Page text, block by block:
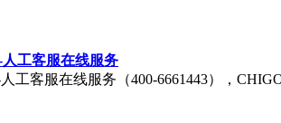
工客服在线服务
工客服在线服务（400-6661443），